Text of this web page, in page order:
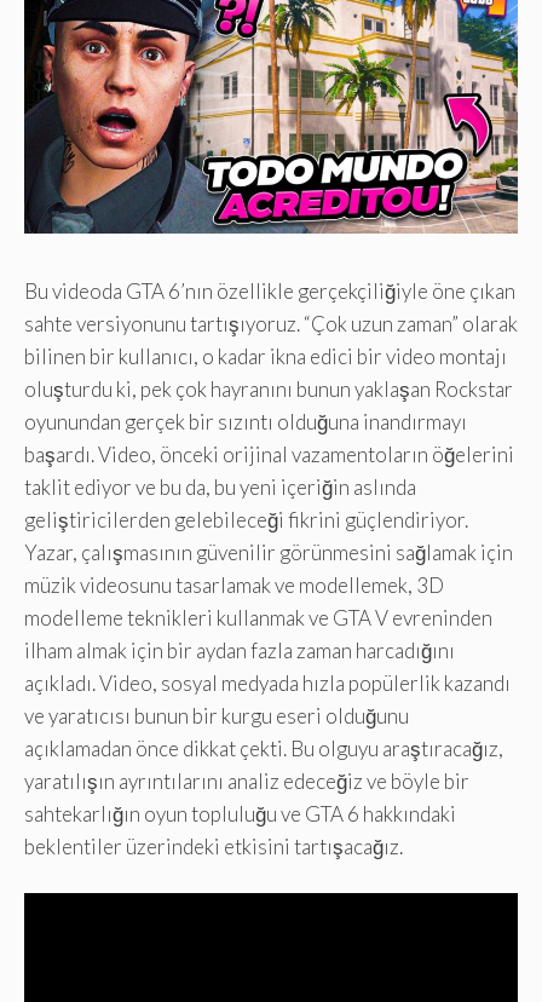
Bu videoda GTA 6’nın özellikle gerçekçiliğiyle öne çıkan
sahte versiyonunu tartışıyoruz. “Çok uzun zaman” olarak
bilinen bir kullanıcı, o kadar ikna edici bir video montajı
oluşturdu ki, pek çok hayranını bunun yaklaşan Rockstar
oyunundan gerçek bir sızıntı olduğuna inandırmayı
başardı. Video, önceki orijinal vazamentoların öğelerini
taklit ediyor ve bu da, bu yeni içeriğin aslında
geliştiricilerden gelebileceği fikrini güçlendiriyor.
Yazar, çalışmasının güvenilir görünmesini sağlamak için
müzik videosunu tasarlamak ve modellemek, 3D
modelleme teknikleri kullanmak ve GTA V evreninden
ilham almak için bir aydan fazla zaman harcadığını
açıkladı. Video, sosyal medyada hızla popülerlik kazandı
ve yaratıcısı bunun bir kurgu eseri olduğunu
açıklamadan önce dikkat çekti. Bu olguyu araştıracağız,
yaratılışın ayrıntılarını analiz edeceğiz ve böyle bir
sahtekarlığın oyun topluluğu ve GTA 6 hakkındaki
beklentiler üzerindeki etkisini tartışacağız.